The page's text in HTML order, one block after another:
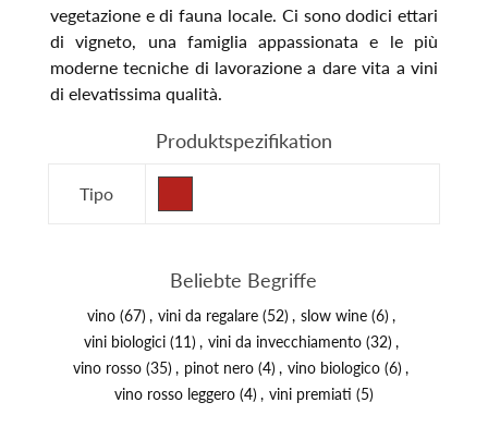
vegetazione e di fauna locale. Ci sono dodici ettari
di vigneto, una famiglia appassionata e le più
moderne tecniche di lavorazione a dare vita a vini
di elevatissima qualità.
Produktspezifikation
Tipo
Beliebte Begriffe
vino (67) , vini da regalare (52) , slow wine (6) ,
vini biologici (11) , vini da invecchiamento (32) ,
vino rosso (35) , pinot nero (4) , vino biologico (6) ,
vino rosso leggero (4) , vini premiati (5)